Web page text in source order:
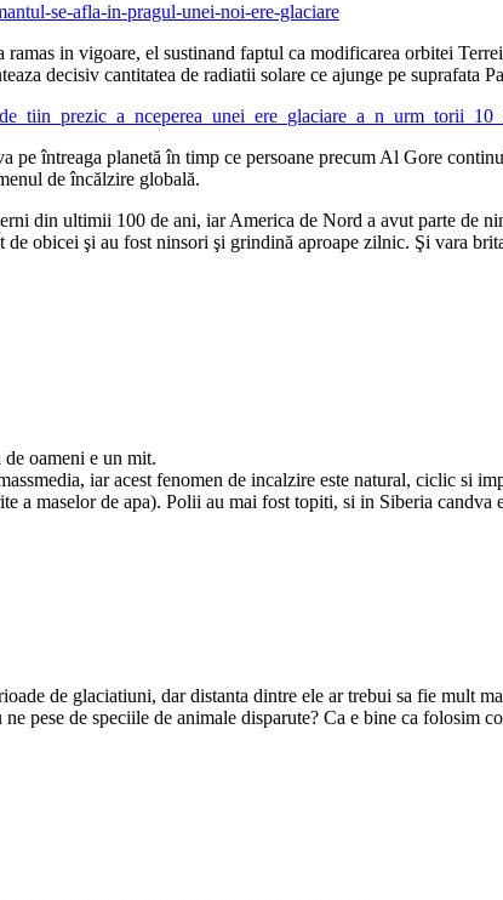
se-afla-in-pragul-unei-noi-ere-glaciare
in vigoare, el sustinand faptul ca modificarea orbitei
decisiv cantitatea de radiatii solare ce ajunge pe suprafata
pe întreaga planetă în timp ce persoane precum Al Gore
de încălzire globală.
din ultimii 100 de ani, iar America de Nord a avut parte de
obicei şi au fost ninsori şi grindină aproape zilnic. Şi vara
oameni e un mit.
iar acest fenomen de incalzire este natural, ciclic si
a maselor de apa). Polii au mai fost topiti, si in Siberia candva
de glaciatiuni, dar distanta dintre ele ar trebui sa fie mult
pese de speciile de animale disparute? Ca e bine ca